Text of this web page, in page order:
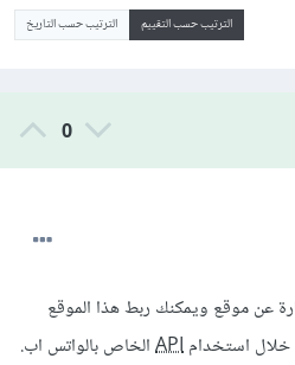
الترتيب حسب التقييم الترتيب حسب التاريخ
0
عن موقع ويمكنك ربط هذا الموقع
خلال استخدامAPIالخاص بالواتس اب.